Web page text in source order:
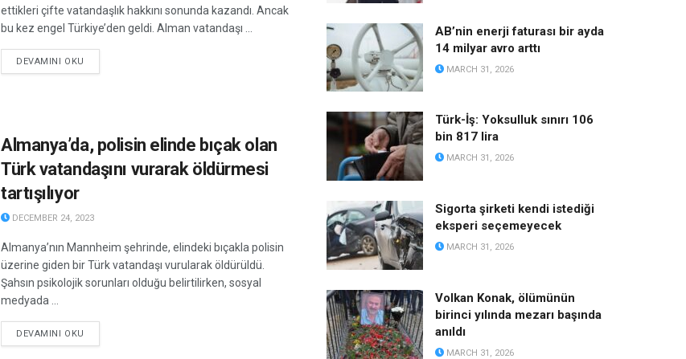
ettikleri çifte vatandaşlık hakkını sonunda kazandı. Ancak
bu kez engel Türkiye’den geldi. Alman vatandaşı ...
DEVAMINI OKU
Almanya’da, polisin elinde bıçak olan
Türk vatandaşını vurarak öldürmesi
tartışılıyor
DECEMBER 24, 2023
Almanya’nın Mannheim şehrinde, elindeki bıçakla polisin
üzerine giden bir Türk vatandaşı vurularak öldürüldü.
Şahsın psikolojik sorunları olduğu belirtilirken, sosyal
medyada ...
DEVAMINI OKU
AB’nin enerji faturası bir ayda
14 milyar avro arttı
MARCH 31, 2026
Türk-İş: Yoksulluk sınırı 106
bin 817 lira
MARCH 31, 2026
Sigorta şirketi kendi istediği
eksperi seçemeyecek
MARCH 31, 2026
Volkan Konak, ölümünün
birinci yılında mezarı başında
anıldı
MARCH 31, 2026